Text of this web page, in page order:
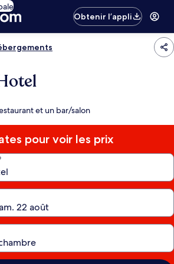
Obtenir l’appli
et un bar/salon
pour voir les prix